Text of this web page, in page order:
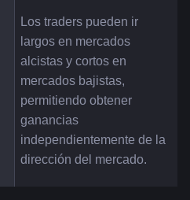
Los traders pueden ir
largos en mercados
alcistas y cortos en
mercados bajistas,
permitiendo obtener
ganancias
independientemente de la
dirección del mercado.